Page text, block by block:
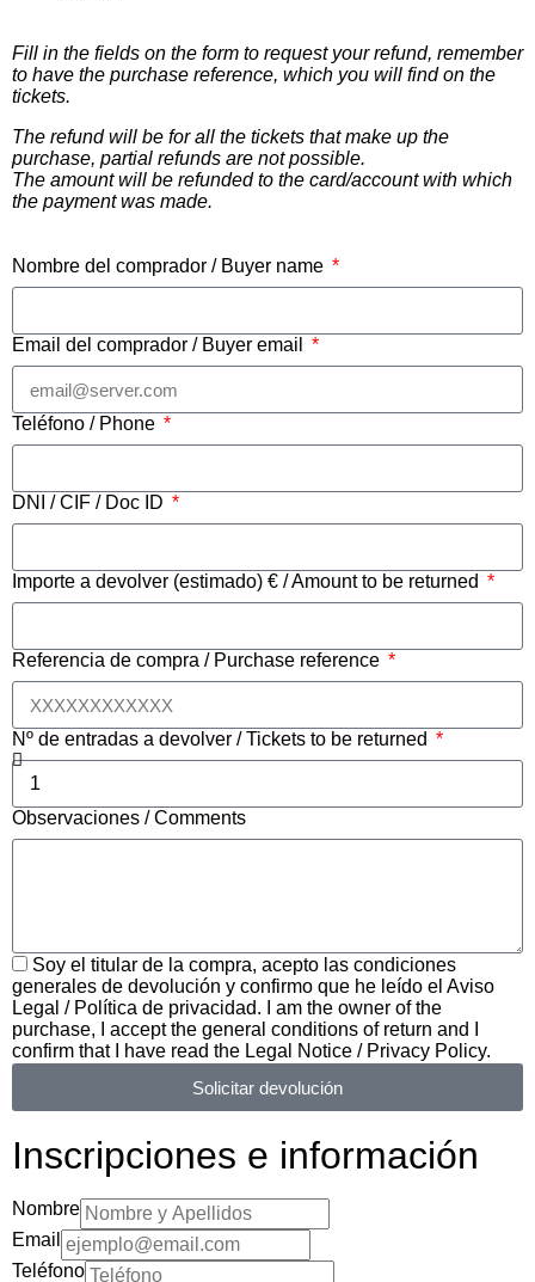
Fill in the fields on the form to request your refund, remember
to have the purchase reference, which you will find on the
tickets.
The refund will be for all the tickets that make up the
purchase, partial refunds are not possible.
The amount will be refunded to the card/account with which
the payment was made.
Nombre del comprador / Buyer name
Email del comprador / Buyer email
Teléfono / Phone
DNI / CIF / Doc ID
Importe a devolver (estimado) € / Amount to be returned
Referencia de compra / Purchase reference
Nº de entradas a devolver / Tickets to be returned
Observaciones / Comments
Soy el titular de la compra, acepto las condiciones
generales de devolución y confirmo que he leído el Aviso
Legal / Política de privacidad. I am the owner of the
purchase, I accept the general conditions of return and I
confirm that I have read the Legal Notice / Privacy Policy.
Solicitar devolución
Inscripciones e información
Nombre
Email
Teléfono